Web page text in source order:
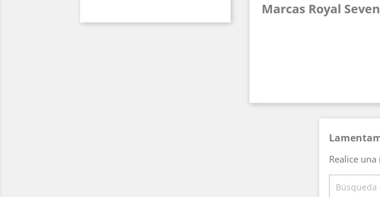
Marcas Royal Seven
Realice